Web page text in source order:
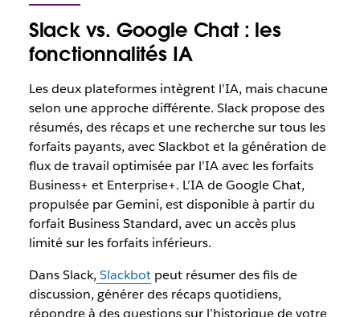
Slack vs. Google Chat : les
fonctionnalités IA
Les deux plateformes intègrent l’IA, mais chacune
selon une approche différente. Slack propose des
résumés, des récaps et une recherche sur tous les
forfaits payants, avec Slackbot et la génération de
flux de travail optimisée par l’IA avec les forfaits
Business+ et Enterprise+. L’IA de Google Chat,
propulsée par Gemini, est disponible à partir du
forfait Business Standard, avec un accès plus
limité sur les forfaits inférieurs.
Dans Slack, Slackbotpeut résumer des fils de
discussion, générer des récaps quotidiens,
répondre à des questions sur l’historique de votre